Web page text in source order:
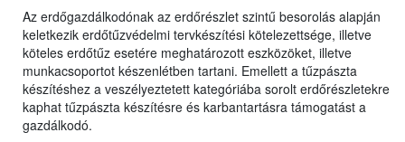
Az erdőgazdálkodónak az erdőrészlet szintű besorolás alapján
keletkezik erdőtűzvédelmi tervkészítési kötelezettsége, illetve
köteles erdőtűz esetére meghatározott eszközöket, illetve
munkacsoportot készenlétben tartani. Emellett a tűzpászta
készítéshez a veszélyeztetett kategóriába sorolt erdőrészletekre
kaphat tűzpászta készítésre és karbantartásra támogatást a
gazdálkodó.